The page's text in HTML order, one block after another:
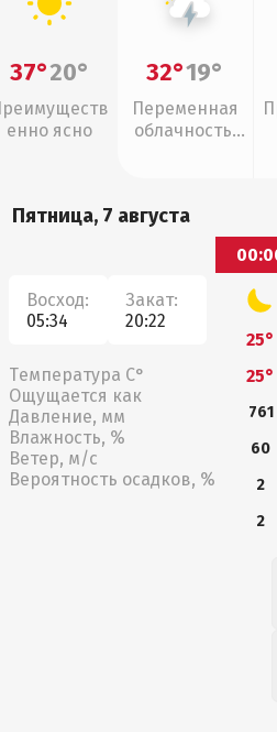
37°20°
енно ясно
32°19°
Переменная
облачность,
Пятница, 7 августа
Восход:
05:34
Закат:
20:22
Температура С°
Ощущается как
Давление, мм
Влажность, %
Ветер, м/с
Вероятность осадков, %
25°
25°
761
60
2
2